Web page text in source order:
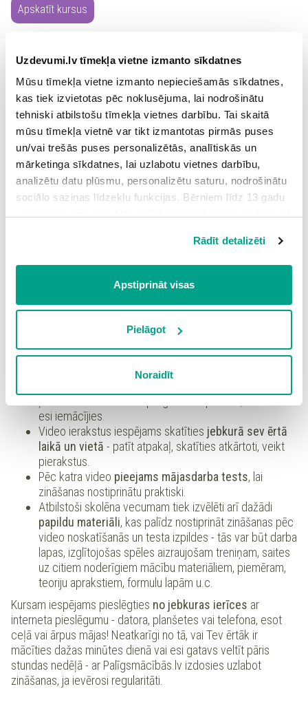
Uzdevumi.lv tīmekļa vietne izmanto sīkdatnes
Mūsu tīmekļa vietne izmanto nepieciešamās sīkdatnes,
kas tiek izvietotas pēc noklusējuma, lai nodrošinātu
tehniski atbilstošu tīmekļa vietnes darbību. Tai skaitā
mūsu tīmekļa vietnē var tikt izmantotas pirmās puses
un/vai trešās puses personalizētās, analītiskās un
mārketinga sīkdatnes, lai uzlabotu vietnes darbību,
analizētu datu plūsmu, personalizētu saturu, nodrošinātu
sociālo saziņas līdzekļu funkcijas. Bērniem līdz 13 gadu
Spiežot uz pogas “Apstiprināt visas”, Jūs piekrītat visām
sīkdatnēm, kas atrodas šajā tīmekļa vietnē, ieskaitot
trešo pušu mārketinga sīkdatnes. Spiežot uz pogas
vietnē, izņemot “Nepieciešamās” sīkdatnes, kuru
izmantošanai nav nepieciešams iegūt lietotāja piekrišanu.
Spiežot uz pogas “Apstiprināt izvēlētās”, Jūs varat mainīt
sīkdatņu politikuun ir iespēja atsaukt savu
piekrišanu sadaļā “Sīkdatņu iestatījumi”.
Rādīt detalizēti
Apstiprināt visas
Pielāgot
Noraidīt
Apskatīt kursus
Video kursu saturs
Palīgsmācībās.lv palīdzēs Tev iegūt stabilus zināšanu
pamatus un atbalstīs brīžos, kad jānostiprina zināšanas,
jāatkārto konkrētas mācību tēmas, ilgstošas prombūtnes dēļ
steidzami jāatgūst iekavētais vai jāgatavojas eksāmeniem.
Kursu autori ik dienu strādā pie jaunu materiālu izveides.
Platforma ir kā digitāla mācību materiālu krātuve, kurā šobrīd
pieejamivairāk nekā 300 video, 340 testi, 360 papildu
esi iemācījies.
Video ierakstus iespējams skatīties jebkurā sev ērtā
laikā un vietā - patīt atpakaļ, skatīties atkārtoti, veikt
pierakstus.
Pēc katra video pieejams mājasdarba tests, lai
zināšanas nostiprinātu praktiski.
Atbilstoši skolēna vecumam tiek izvēlēti arī dažādi
papildu materiāli, kas palīdz nostiprināt zināšanas pēc
video noskatīšanās un testa izpildes - tās var būt darba
lapas, izglītojošas spēles aizraujošam treniņam, saites
uz citiem noderīgiem mācību materiāliem, piemēram,
teoriju aprakstiem, formulu lapām u.c.
Kursam iespējams pieslēgties no jebkuras ierīces ar
interneta pieslēgumu - datora, planšetes vai telefona, esot
ceļā vai ārpus mājas! Neatkarīgi no tā, vai Tev ērtāk ir
mācīties dažas minūtes dienā vai esi gatavs veltīt pāris
stundas nedēļā - ar Palīgsmācībās.lv izdosies uzlabot
zināšanas, ja ievērosi regularitāti.